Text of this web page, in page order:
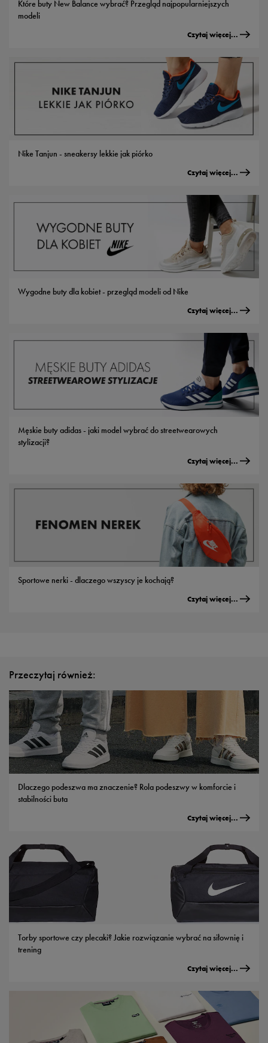
Które buty New Balance wybrać? Przegląd najpopularniejszych
modeli
Czytaj więcej...
Nike Tanjun - sneakersy lekkie jak piórko
Czytaj więcej...
Wygodne buty dla kobiet - przegląd modeli od Nike
Czytaj więcej...
Męskie buty adidas - jaki model wybrać do streetwearowych
stylizacji?
Czytaj więcej...
Sportowe nerki - dlaczego wszyscy je kochają?
Czytaj więcej...
Przeczytaj również:
Dlaczego podeszwa ma znaczenie? Rola podeszwy w komforcie i
stabilności buta
Czytaj więcej...
Torby sportowe czy plecaki? Jakie rozwiązanie wybrać na siłownię i
trening
Czytaj więcej...